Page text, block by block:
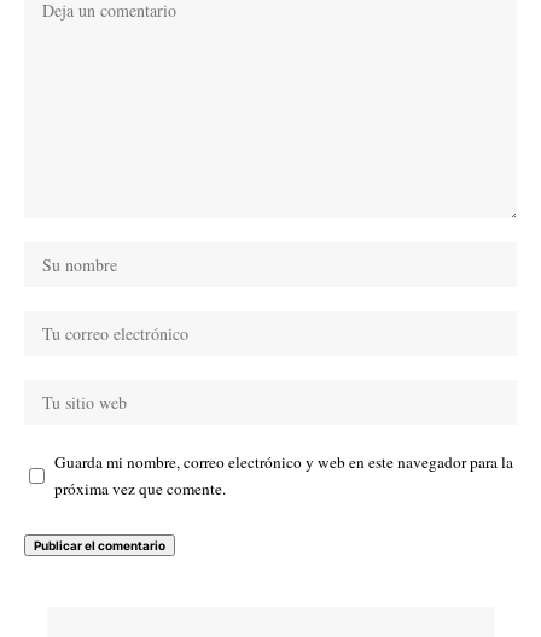
Guarda mi nombre, correo electrónico y web en este navegador para la
próxima vez que comente.